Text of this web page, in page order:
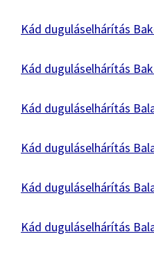
Kád duguláselhárítás
Kád duguláselhárítás
Kád duguláselhárítás
Kád duguláselhárítás
Kád duguláselhárítás
Kád duguláselhárítás